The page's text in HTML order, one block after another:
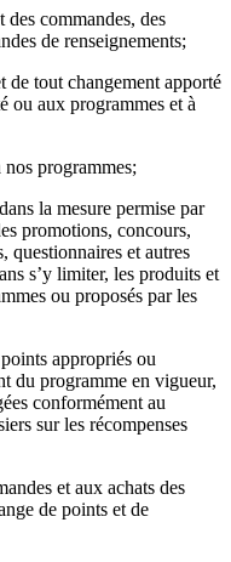
commandes, des
de renseignements;
de tout changement apporté
ou aux programmes et à
programmes;
la mesure permise par
promotions, concours,
questionnaires et autres
s’y limiter, les produits et
ou proposés par les
appropriés ou
du programme en vigueur,
conformément au
sur les récompenses
et aux achats des
de points et de